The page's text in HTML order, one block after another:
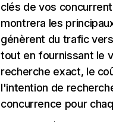
clés de vos
montrera les
génèrent du trafic
tout en fournissant le
recherche exact, le
l'intention de
concurrence pour